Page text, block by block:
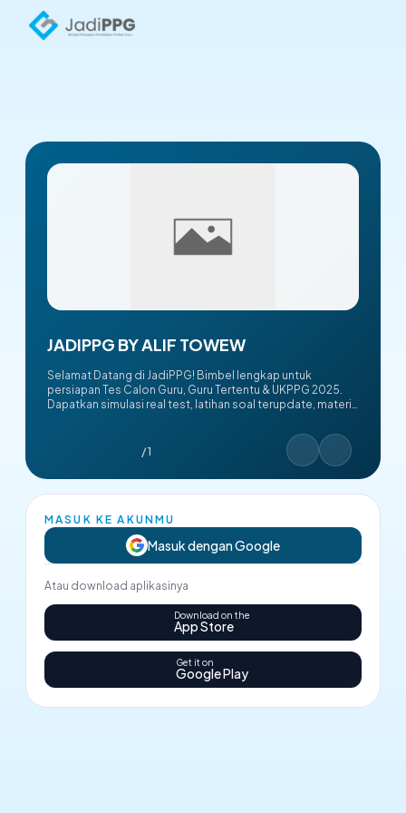
JADIPPG BY ALIF TOWEW
Selamat Datang di JadiPPG! Bimbel lengkap untuk
persiapan Tes Calon Guru, Guru Tertentu & UKPPG 2025.
Dapatkan simulasi real test, latihan soal terupdate, materi
/ 1
MASUK KE AKUNMU
Masuk dengan Google
Atau download aplikasinya
Download on the
App Store
Get it on
Google Play